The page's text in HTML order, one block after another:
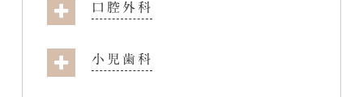
口腔外科
小児歯科